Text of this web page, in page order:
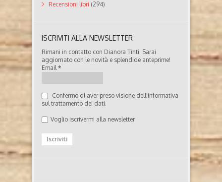
Recensioni libri (294)
ISCRIVITI ALLA NEWSLETTER
Rimani in contatto con Dianora Tinti. Sarai
aggiornato con le novità e splendide anteprime!
Email*
Confermo di aver preso visione dell'informativa
sul trattamento dei dati.
Voglio iscrivermi alla newsletter